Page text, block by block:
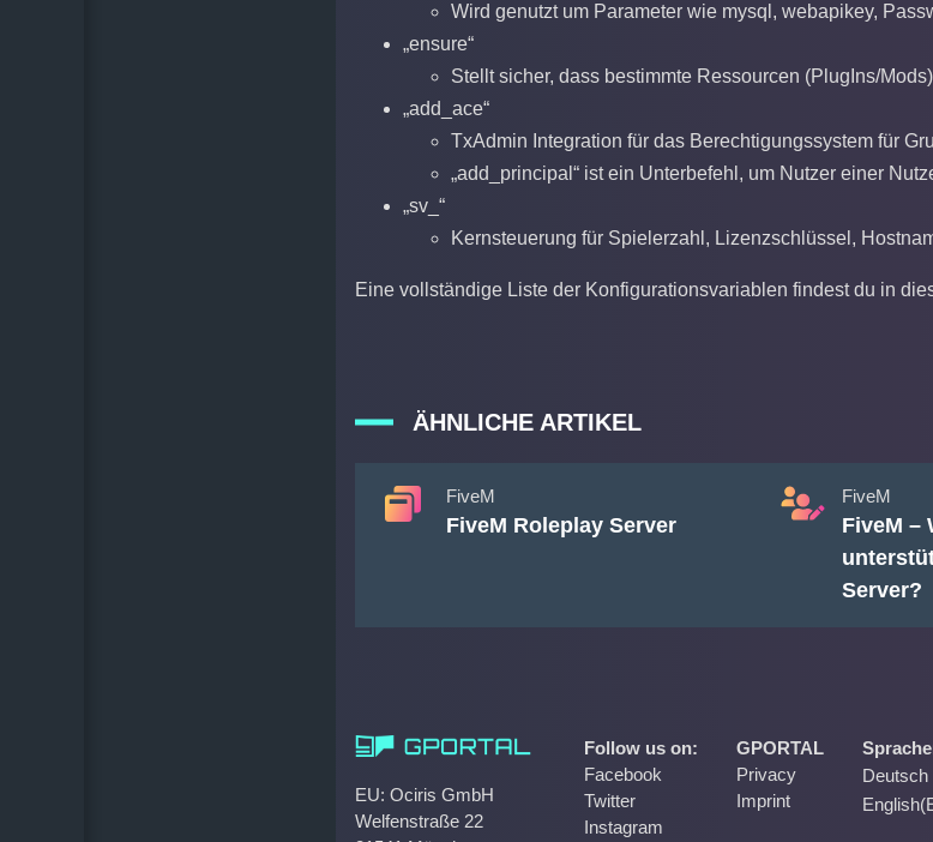
Wird genutzt um Parameter wie mysql, webapikey,
„ensure“
Stellt sicher, dass bestimmte Ressourcen (PlugIns/
„add_ace“
TxAdmin Integration für das Berechtigungssystem für
„add_principal“ ist ein Unterbefehl, um Nutzer einer
„sv_“
Kernsteuerung für Spielerzahl, Lizenzschlüssel,
Eine vollständige Liste der Konfigurationsvariablen findest du in
ÄHNLICHE ARTIKEL
FiveM
FiveM Roleplay Server
FiveM
FiveM –
Server?
EU: Ociris GmbH
Welfenstraße 22
Follow us on:
Facebook
Twitter
Instagram
GPORTAL
Privacy
Imprint
Deutsch
English(